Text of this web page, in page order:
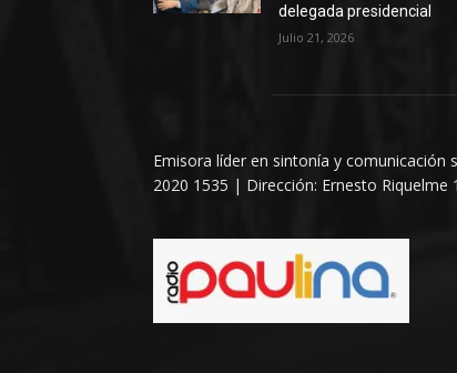
delegada presidencial
Julio 21, 2026
Emisora líder en sintonía y comunicación
2020 1535 | Dirección: Ernesto Riquelme